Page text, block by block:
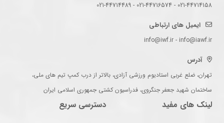
021-44714158 - 021-44716574 - 021-44714489
ایمیل های ارتباطی
info@iwf.ir - info@iawf.ir
آدرس
تهران، ضلع غربی استادیوم ورزشی آزادی، بالاتر از درب کمپ تیم های ملی،
ساختمان شهید جعفر جنگروی، فدراسیون کشتی جمهوری اسلامی ایران
لینک های مفید دسترسی سریع